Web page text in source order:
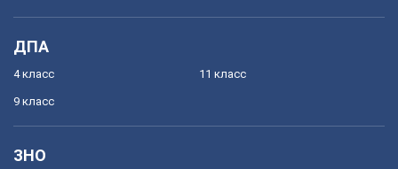
ДПА
4 класс
9 класс
11 класс
ЗНО